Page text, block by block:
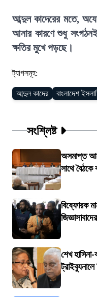
আব্দুল কাদেরের মতে,
আনার কারণে শুধু
ক্ষতির মুখে পড়ছে।
ট্যাগসমূহ:
আব্দুল কাদের বাংলাদেশ
সংশ্লিষ্ট
অসমাপ্ত
সাথে
বিষ্ফোরক
শেখ হাসিনা-
ট্রাইব্যুনালে